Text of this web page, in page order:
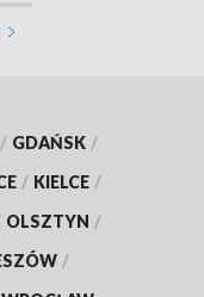
/ GDAŃSK /
/ KIELCE /
OLSZTYN /
/